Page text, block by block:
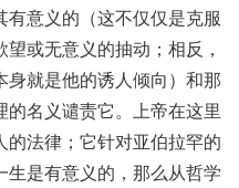
意义的（这不仅仅是克服
或无意义的抽动；相反，
就是他的诱人倾向）和那
名义谴责它。上帝在这里
法律；它针对亚伯拉罕的
是有意义的，那么从哲学